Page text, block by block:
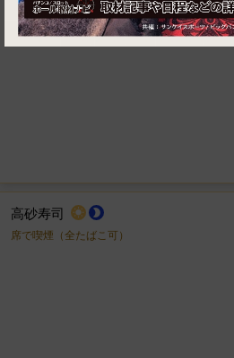
高砂寿司 wb_sunny brightness_2
席で喫煙（全たばこ可）